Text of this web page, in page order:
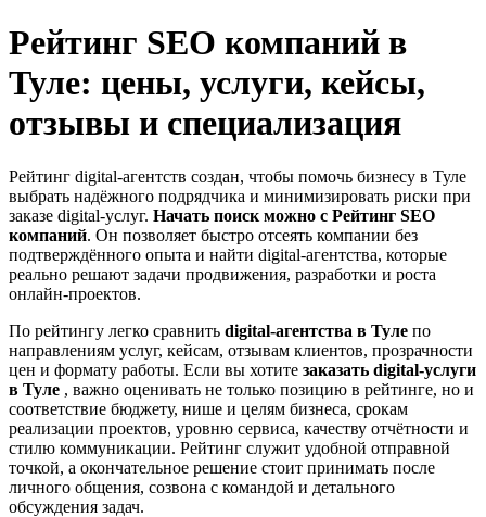
Рейтинг SEO компаний в
Туле: цены, услуги, кейсы,
отзывы и специализация
Рейтинг digital-агентств создан, чтобы помочь бизнесу в Туле
выбрать надёжного подрядчика и минимизировать риски при
заказе digital-услуг. Начать поиск можно с Рейтинг SEO
компаний. Он позволяет быстро отсеять компании без
подтверждённого опыта и найти digital-агентства, которые
реально решают задачи продвижения, разработки и роста
онлайн-проектов.
По рейтингу легко сравнить digital-агентства в Туле по
направлениям услуг, кейсам, отзывам клиентов, прозрачности
цен и формату работы. Если вы хотите заказать digital-услуги
в Туле , важно оценивать не только позицию в рейтинге, но и
соответствие бюджету, нише и целям бизнеса, срокам
реализации проектов, уровню сервиса, качеству отчётности и
стилю коммуникации. Рейтинг служит удобной отправной
точкой, а окончательное решение стоит принимать после
личного общения, созвона с командой и детального
обсуждения задач.